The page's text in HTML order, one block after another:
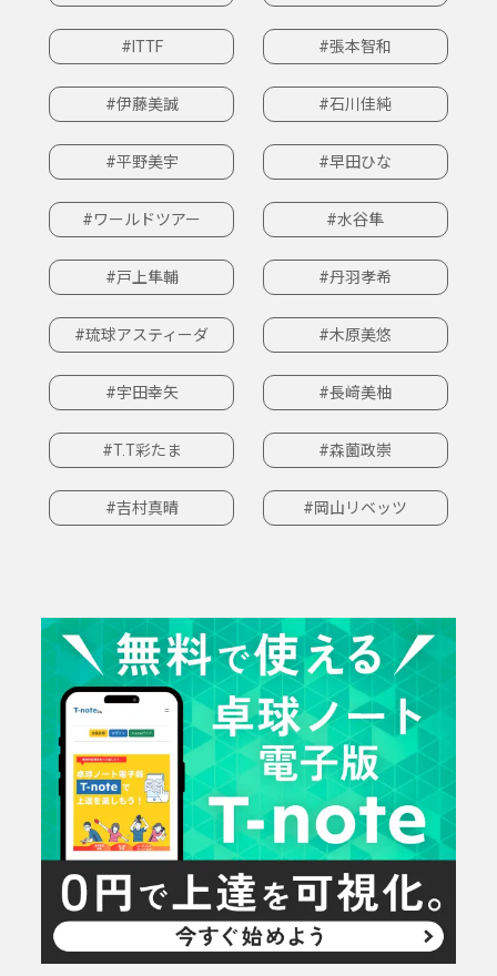
#ITTF #張本智和
#伊藤美誠 #石川佳純
#平野美宇 #早田ひな
#ワールドツアー #水谷隼
#戸上隼輔 #丹羽孝希
#琉球アスティーダ #木原美悠
#宇田幸矢 #長﨑美柚
#T.T彩たま #森薗政崇
#吉村真晴 #岡山リベッツ